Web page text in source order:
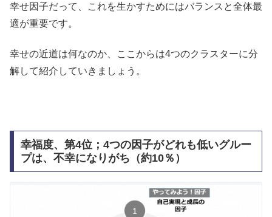
幸せ因子だって、これを生かすためにはバランスと全体最
適が重要です。
幸せの近道は何なのか、ここからは4つのクラスターに分
解して紹介していきましょう。
幸福度、第4位；4つの因子がどれも低いグルー
プは、不幸になりがち（約10％）